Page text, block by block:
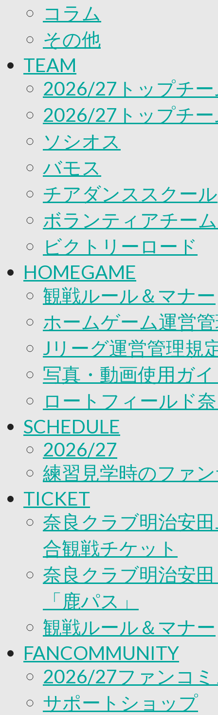
パートナー募集
クラブ理念
クラブ情報
サステナビリティ
応援プロジェクト
コラム
その他
TEAM
2026/27トップチ
2026/27トップチ
ソシオス
バモス
チアダンススクール
ボランティアチー
ビクトリーロード
HOMEGAME
観戦ルール＆マナー
ホームゲーム運営
Jリーグ運営管理規
写真・動画使用ガ
ロートフィールド
SCHEDULE
2026/27
練習見学時のファ
TICKET
奈良クラブ明治安
合観戦チケット
奈良クラブ明治安
「鹿パス」
観戦ルール＆マナー
FANCOMMUNITY
2026/27ファンコ
サポートショップ